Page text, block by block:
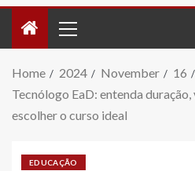
Home 2024 November
16
Tecnólogo EaD: entenda
escolher o curso ideal
EDUCAÇÃO